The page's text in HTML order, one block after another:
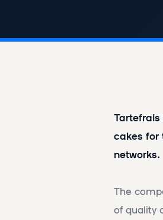
cakes for
networks.
The
of quality